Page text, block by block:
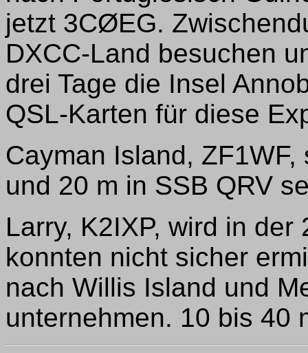
jetzt 3CØEG.
DXCC-Land besuchen
drei Tage die Insel
QSL-Karten für diese
Cayman Island,
und 20 m in SSB QRV
Larry, K2IXP, wird in
konnten nicht sicher
nach Willis Island und
unternehmen. 10 bis 40